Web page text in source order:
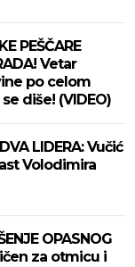
PEŠČARE
Vetar
po celom
diše! (VIDEO)
LIDERA: Vučić
Volodimira
OPASNOG
za otmicu i